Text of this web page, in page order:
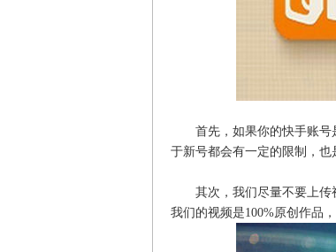
首先，如果你的快手账号
于新号都会有一定的限制，也
其次，我们尽量不要上传
我们的视频是100%原创作品